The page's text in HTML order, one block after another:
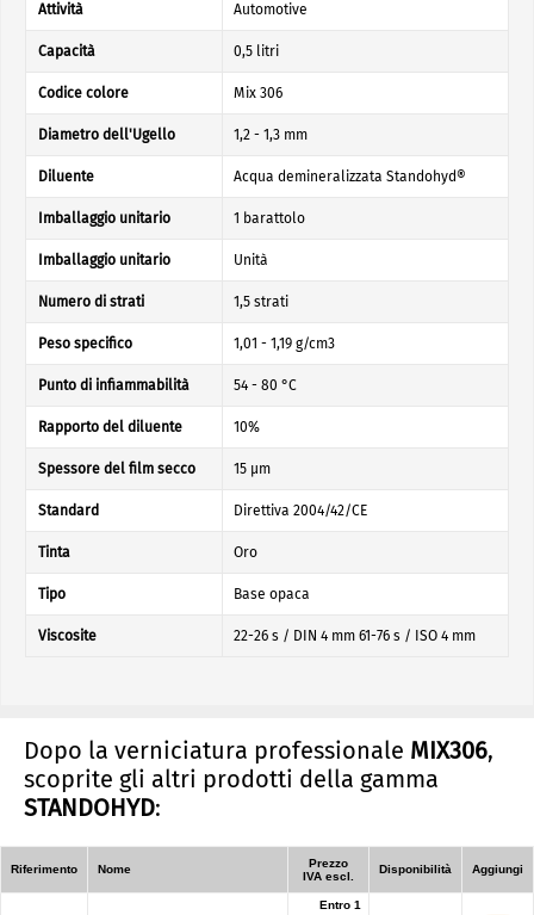
Attività Automotive
Capacità 0,5 litri
Codice colore Mix 306
Diametro dell'Ugello 1,2 - 1,3 mm
Diluente Acqua demineralizzata Standohyd®
Imballaggio unitario 1 barattolo
Imballaggio unitario Unità
Numero di strati 1,5 strati
Peso specifico 1,01 - 1,19 g/cm3
Punto di infiammabilità 54 - 80 °C
Rapporto del diluente 10%
Spessore del film secco 15 µm
Standard Direttiva 2004/42/CE
Tinta Oro
Tipo Base opaca
Viscosite 22-26 s / DIN 4 mm 61-76 s / ISO 4 mm
Dopo la verniciatura professionale MIX306,
scoprite gli altri prodotti della gamma
STANDOHYD:
Riferimento Nome
Prezzo
IVA escl.
Disponibilità Aggiungi
Entro 1